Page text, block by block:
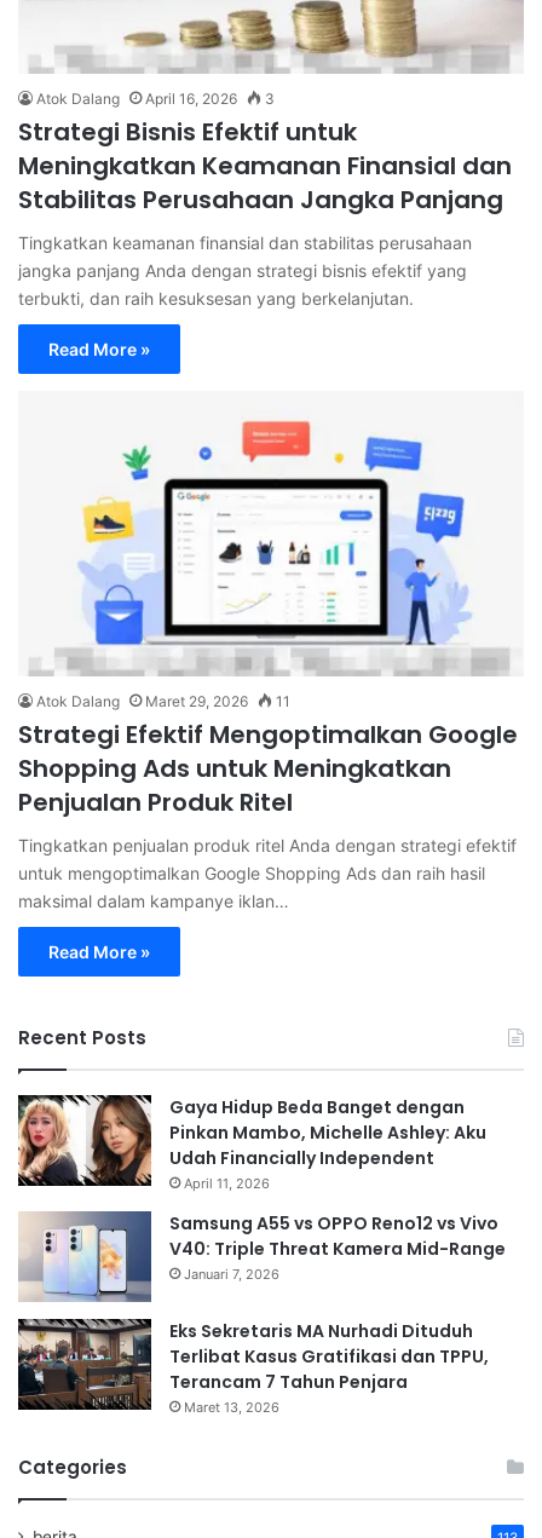
Atok Dalang April 16, 2026 3
Strategi Bisnis Efektif untuk
Meningkatkan Keamanan Finansial dan
Stabilitas Perusahaan Jangka Panjang
Tingkatkan keamanan finansial dan stabilitas perusahaan
jangka panjang Anda dengan strategi bisnis efektif yang
terbukti, dan raih kesuksesan yang berkelanjutan.
Read More »
Atok Dalang Maret 29, 2026 11
Strategi Efektif Mengoptimalkan Google
Shopping Ads untuk Meningkatkan
Penjualan Produk Ritel
Tingkatkan penjualan produk ritel Anda dengan strategi efektif
untuk mengoptimalkan Google Shopping Ads dan raih hasil
maksimal dalam kampanye iklan…
Read More »
Recent Posts
Gaya Hidup Beda Banget dengan
Pinkan Mambo, Michelle Ashley: Aku
Udah Financially Independent
April 11, 2026
Samsung A55 vs OPPO Reno12 vs Vivo
V40: Triple Threat Kamera Mid-Range
Januari 7, 2026
Eks Sekretaris MA Nurhadi Dituduh
Terlibat Kasus Gratifikasi dan TPPU,
Terancam 7 Tahun Penjara
Maret 13, 2026
Categories